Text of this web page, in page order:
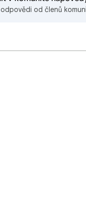
od členů